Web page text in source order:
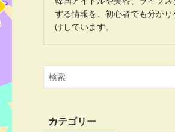
する情報を、初心者でも分かり
けしています。
カテゴリー